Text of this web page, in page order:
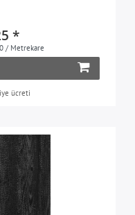
*
/ Metrekare
ücreti